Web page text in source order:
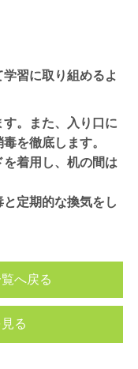
習に取り組めるよ
。また、入り口に
を徹底します。
着用し、机の間は
定期的な換気をし
へ戻る
る